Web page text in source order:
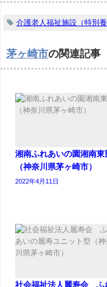
介護老人福祉施設（特別
茅ヶ崎市の関連記事
湘南ふれあいの園湘南東
（神奈川県茅ヶ崎市）
2022年4月11日
社会福祉法人麗寿会 ふ